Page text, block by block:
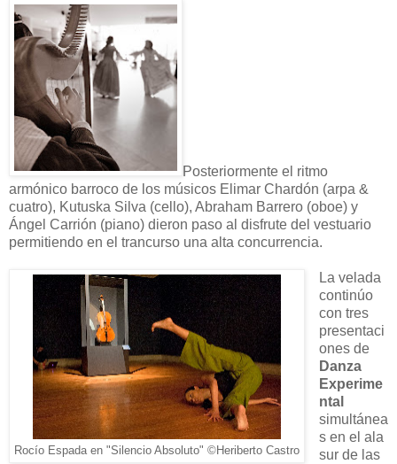
Posteriormente el ritmo
armónico barroco de los músicos Elimar Chardón (arpa &
cuatro), Kutuska Silva (cello), Abraham Barrero (oboe) y
Ángel Carrión (piano) dieron paso al disfrute del vestuario
permitiendo en el trancurso una alta concurrencia.
Rocío Espada en "Silencio Absoluto" ©Heriberto Castro
La velada
continúo
con tres
presentaci
ones de
Danza
Experime
ntal
simultánea
s en el ala
sur de las